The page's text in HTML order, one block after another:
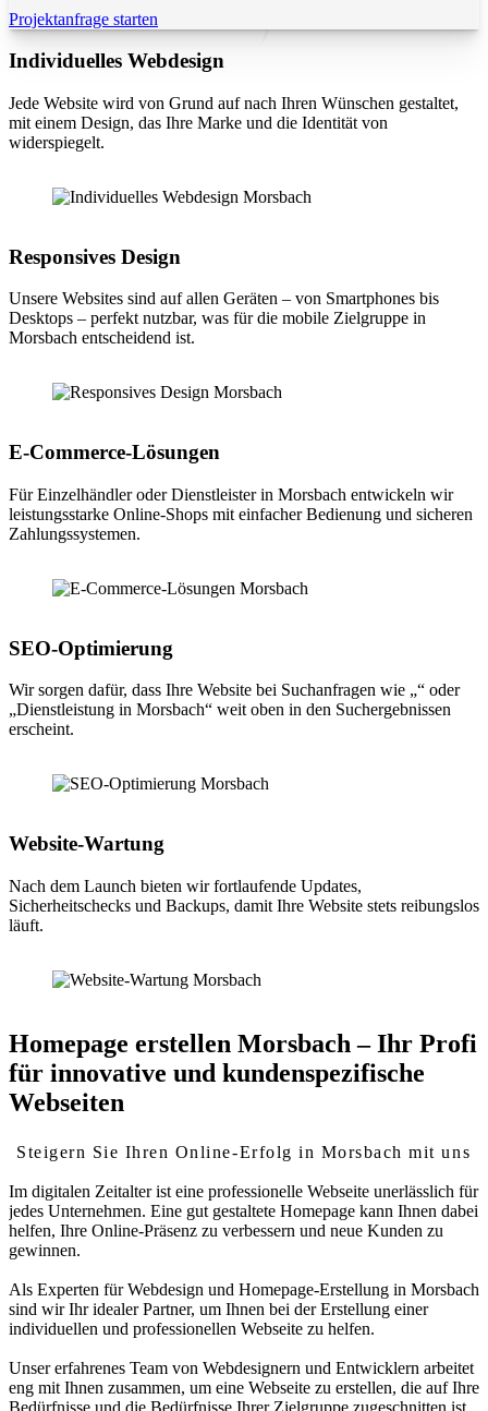
Projektanfrage starten
Individuelles Webdesign
Jede Website wird von Grund auf nach Ihren Wünschen gestaltet,
mit einem Design, das Ihre Marke und die Identität von
widerspiegelt.
Responsives Design
Unsere Websites sind auf allen Geräten – von Smartphones bis
Desktops – perfekt nutzbar, was für die mobile Zielgruppe in
Morsbach entscheidend ist.
E-Commerce-Lösungen
Für Einzelhändler oder Dienstleister in Morsbach entwickeln wir
leistungsstarke Online-Shops mit einfacher Bedienung und sicheren
Zahlungssystemen.
SEO-Optimierung
Wir sorgen dafür, dass Ihre Website bei Suchanfragen wie „“ oder
„Dienstleistung in Morsbach“ weit oben in den Suchergebnissen
erscheint.
Website-Wartung
Nach dem Launch bieten wir fortlaufende Updates,
Sicherheitschecks und Backups, damit Ihre Website stets reibungslos
läuft.
Homepage erstellen Morsbach – Ihr Profi
für innovative und kundenspezifische
Webseiten
Steigern Sie Ihren Online-Erfolg in Morsbach mit uns
Im digitalen Zeitalter ist eine professionelle Webseite unerlässlich für
jedes Unternehmen. Eine gut gestaltete Homepage kann Ihnen dabei
helfen, Ihre Online-Präsenz zu verbessern und neue Kunden zu
gewinnen.
Als Experten für Webdesign und Homepage-Erstellung in Morsbach
sind wir Ihr idealer Partner, um Ihnen bei der Erstellung einer
individuellen und professionellen Webseite zu helfen.
Unser erfahrenes Team von Webdesignern und Entwicklern arbeitet
eng mit Ihnen zusammen, um eine Webseite zu erstellen, die auf Ihre
Bedürfnisse und die Bedürfnisse Ihrer Zielgruppe zugeschnitten ist.